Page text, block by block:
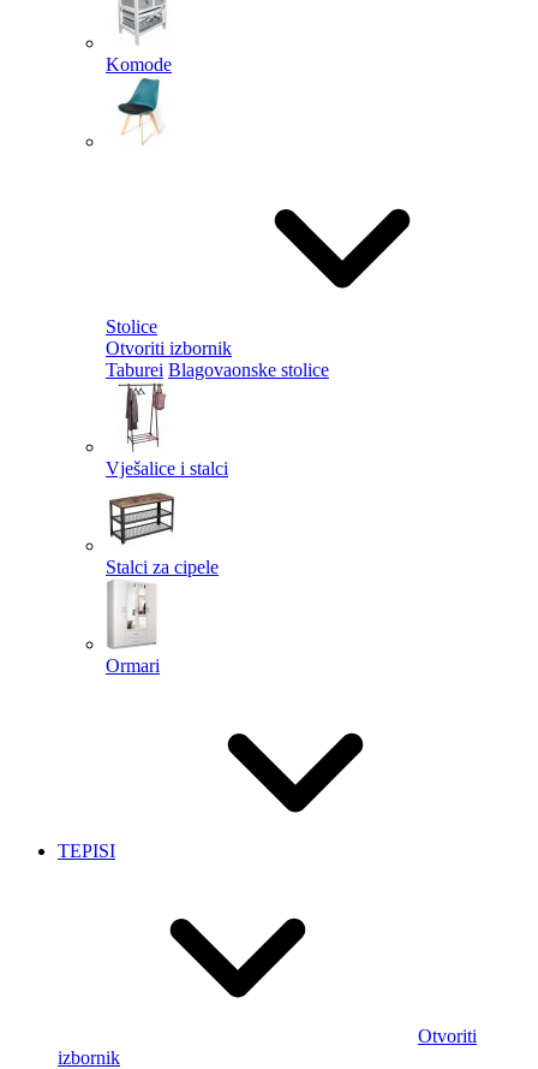
Komode
Stolice
Otvoriti izbornik
Taburei Blagovaonske stolice
Vješalice i stalci
Stalci za cipele
Ormari
TEPISI
Otvoriti
izbornik